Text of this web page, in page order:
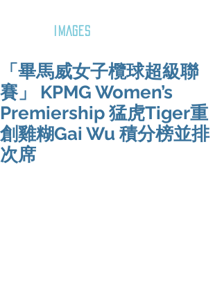
IMAGES
「畢馬威女子欖球超級聯
賽」 KPMG Women’s
Premiership 猛虎Tiger重
創雞糊Gai Wu 積分榜並排
次席